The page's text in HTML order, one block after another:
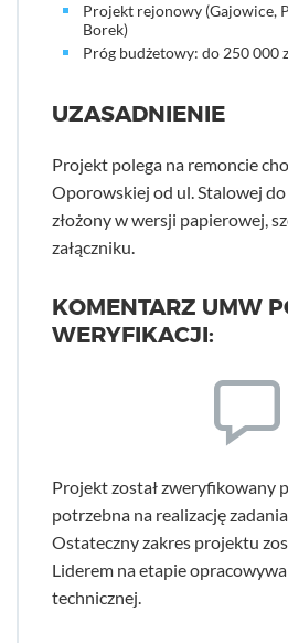
Projekt rejonowy (Gajowice,
Borek)
Próg budżetowy: do 250 000
UZASADNIENIE
Projekt polega na remoncie
Oporowskiej od ul. Stalowej
złożony w wersji papierowej,
załączniku.
KOMENTARZ UMW
WERYFIKACJI:
Projekt został zweryfikowany
potrzebna na realizację
Ostateczny zakres projektu
Liderem na etapie
technicznej.